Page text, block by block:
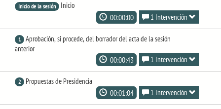
Inicio de la sesión Inicio
00:00:00 1 Intervención
1
Aprobación, si procede, del borrador del acta de la sesión
anterior
00:00:43 1 Intervención
2 Propuestas de Presidencia
00:01:04 1 Intervención